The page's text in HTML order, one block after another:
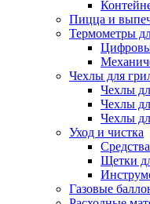
Пицца и
Термометры
Чехлы для
Чехлы
Чехлы
Чехлы
Уход и чистка
Щетки
Газовые